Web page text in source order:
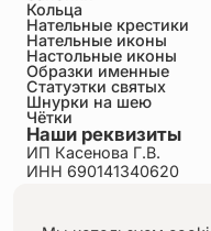
Кольца
Нательные крестики
Нательные иконы
Настольные иконы
Образки именные
Статуэтки святых
Шнурки на шею
Чётки
Наши реквизиты
ИП Касенова Г.В.
ИНН 690141340620
Пользовательское